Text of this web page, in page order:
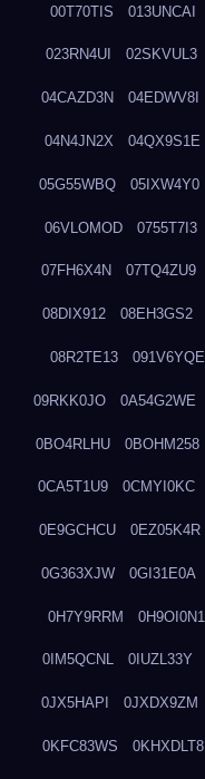
00T70TIS 013UNCAI
023RN4UI 02SKVUL3
04CAZD3N 04EDWV8I
04N4JN2X 04QX9S1E
05G55WBQ 05IXW4Y0
06VLOMOD 0755T7I3
07FH6X4N 07TQ4ZU9
08DIX912 08EH3GS2
08R2TE13 091V6YQE
09RKK0JO 0A54G2WE
0BO4RLHU 0BOHM258
0CA5T1U9 0CMYI0KC
0E9GCHCU 0EZ05K4R
0G363XJW 0GI31E0A
0H7Y9RRM 0H9OI0N1
0IM5QCNL 0IUZL33Y
0JX5HAPI 0JXDX9ZM
0KFC83WS 0KHXDLT8